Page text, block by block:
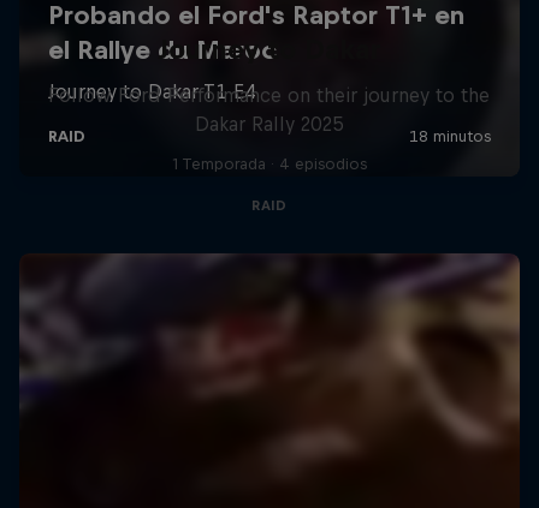
Journey to Dakar
Follow Ford Performance on their journey to the
Dakar Rally 2025
1 Temporada · 4 episodios
RAID